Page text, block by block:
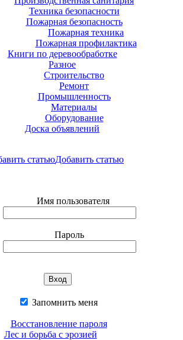
Техника безопасности
Пожарная безопасность
Пожарная техника
Пожарная профилактика
Книги по деревообработке
Разное
Строительство
Ремонт
Промышленность
Материалы
Оборудование
Доска объявлений
Добавить статью
Имя пользователя
Пароль
Запомнить меня
Восстановление пароля
Лес и борьба с эрозией